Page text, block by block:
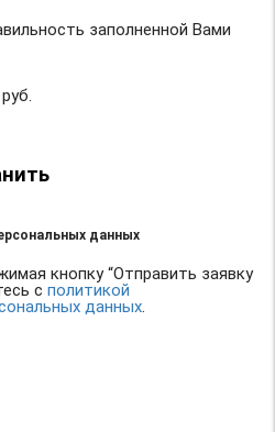
заполненной Вами
руб.
данных
кнопку “Отправить заявку
с политикой
данных.